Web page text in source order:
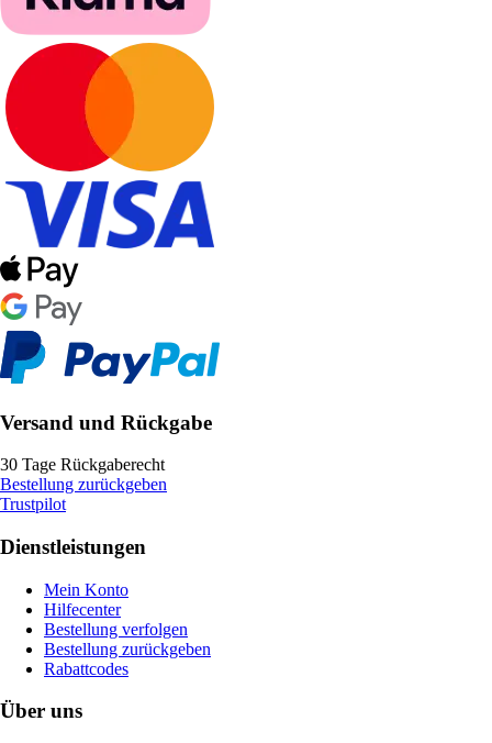
Versand und Rückgabe
30 Tage Rückgaberecht
Bestellung zurückgeben
Trustpilot
Dienstleistungen
Mein Konto
Hilfecenter
Bestellung verfolgen
Bestellung zurückgeben
Rabattcodes
Über uns